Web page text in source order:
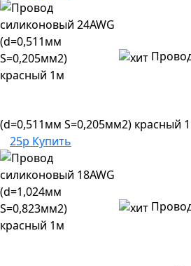
(d=0,511мм S=0,205мм2) красный
25р Купить